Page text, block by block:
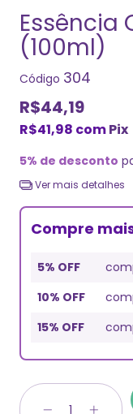
Essência
(100ml)
Código 304
R$44,19
R$41,98 comPix
5% de desconto
Ver mais detalhes
Compre
5% OFF
10% OFF
15% OFF